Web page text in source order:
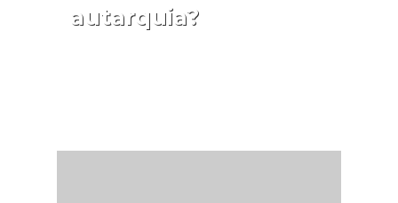
autarquia?